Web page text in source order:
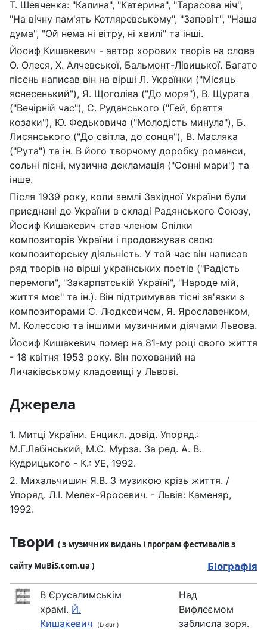
Т. Шевченка: "Калина", "Катерина", "Тарасова ніч",
"На вічну пам'ять Котляревському", "Заповіт", "Наша
дума", "Ой нема ні вітру, ні хвилі" та інші.
Йосиф Кишакевич - автор хорових творів на слова
О. Олеся, X. Алчевської, Бальмонт-Лівицької. Багато
пісень написав він на вірші Л. Українки ("Місяць
яснесенький"), Я. Щоголіва ("До моря"), В. Щурата
("Вечірній час"), С. Руданського ("Гей, браття
козаки"), Ю. Федьковича ("Молодість минула"), Б.
Лисянського ("До світла, до сонця"), В. Масляка
("Рута") та ін. В його творчому доробку романси,
сольні пісні, музична декламація ("Сонні мари") та
інше.
Після 1939 року, коли землі Західної України були
приєднані до України в складі Радянського Союзу,
Йосиф Кишакевич став членом Спілки
композиторів України і продовжував свою
композиторську діяльність. У той час він написав
ряд творів на вірші українських поетів ("Радість
перемоги", "Закарпатській Україні", "Народе мій,
життя моє" та ін.). Він підтримував тісні зв'язки з
композиторами С. Людкевичем, Я. Ярославенком,
М. Колессою та іншими музичними діячами Львова.
Йосиф Кишакевич помер на 81-му році свого життя
- 18 квітня 1953 року. Він похований на
Личаківському кладовищі у Львові.
Джерела
1. Митці України. Енцикл. довід. Упоряд.:
М.Г.Лабінський, М.С. Мурза. За ред. А. В.
Кудрицького - К.: УЕ, 1992.
2. Михальчишин Я.В. З музикою крізь життя. /
Упоряд. Л.І. Мелех-Яросевич. - Львів: Каменяр,
1992.
Твори ( з музичних видань і програм фестивалів з
сайту MuBiS.com.ua )
Біографія
В Єрусалимськім
храмі. Й.
Кишакевич
(D dur )
Над
Вифлеємом
заблисла зоря.